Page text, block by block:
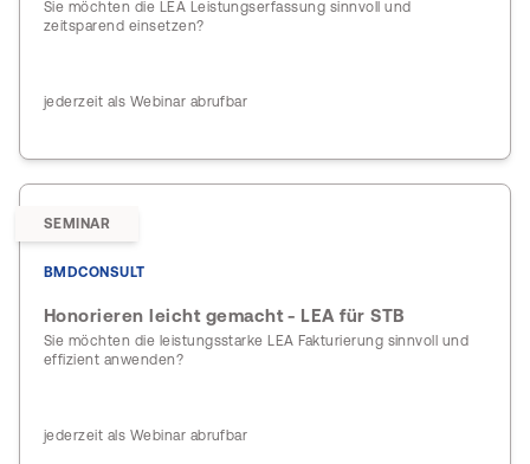
Sie möchten die LEA Leistungserfassung sinnvoll und
zeitsparend einsetzen?
jederzeit als Webinar abrufbar
SEMINAR
BMDCONSULT
Honorieren leicht gemacht - LEA für STB
Sie möchten die leistungsstarke LEA Fakturierung sinnvoll und
effizient anwenden?
jederzeit als Webinar abrufbar